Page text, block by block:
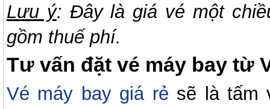
Lưu ý: Đây là giá vé một
gồm thuế phí.
Tư vấn đặt vé máy bay từ
Vé máy bay giá rẻ sẽ là tấm